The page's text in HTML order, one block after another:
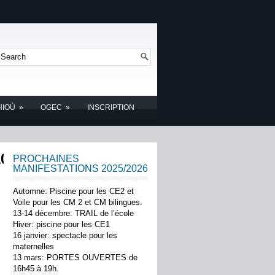
» OGEC » INSCRIPTION
PROCHAINES
MANIFESTATIONS 2025/2026
Automne: Piscine pour les CE2 et
Voile pour les CM 2 et CM bilingues.
13-14 décembre: TRAIL de l’école
Hiver: piscine pour les CE1
16 janvier: spectacle pour les
maternelles
13 mars: PORTES OUVERTES de
16h45 à 19h.